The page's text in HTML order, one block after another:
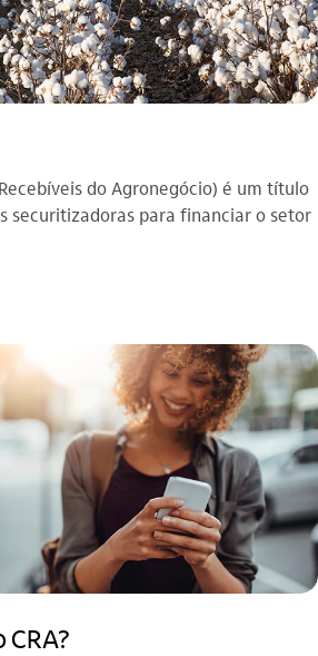
do Agronegócio) é um título
securitizadoras para financiar o setor